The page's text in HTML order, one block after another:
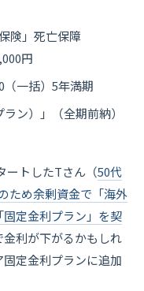
険」死亡保障
円
一括）5年満期
ン）」（全期前納）
ートしたTさん（50代
ため余剰資金で「海外
定金利プラン」を契
利が下がるかもしれ
定金利プランに追加